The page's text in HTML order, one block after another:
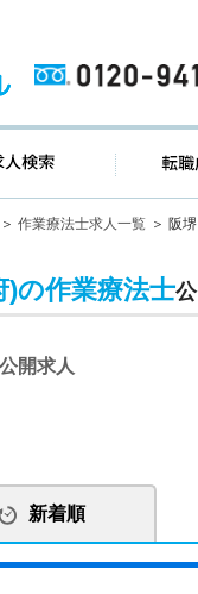
ド 求人検索
作業療法士求人一覧 阪
)の作業療法士
開求人
新着順